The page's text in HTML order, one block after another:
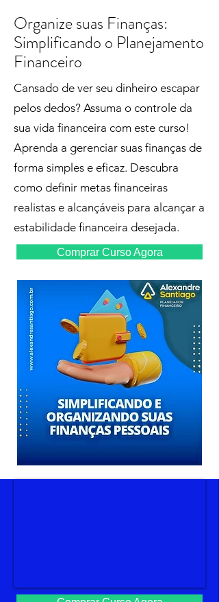
Organize suas Finanças:
Simplificando o Planejamento
Financeiro
Cansado de ver seu dinheiro escapar
pelos dedos? Assuma o controle da
sua vida financeira com este curso!
Aprenda a gerenciar suas finanças de
forma simples e eficaz. Descubra
como definir metas financeiras
realistas e alcançáveis para alcançar a
estabilidade financeira desejada.
Comprar Curso Agora